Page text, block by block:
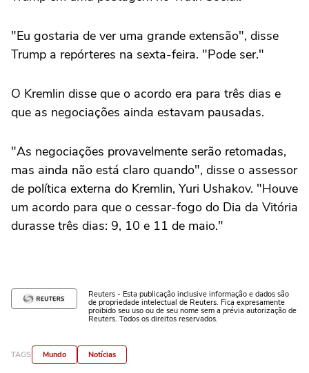
"Eu gostaria de ver uma grande extensão", disse
Trump a repórteres na sexta-feira. "Pode ser."
O Kremlin disse que o acordo era para três dias e
que as negociações ainda estavam pausadas.
"As negociações provavelmente serão retomadas,
mas ainda não está claro quando", disse o assessor
de política externa do Kremlin, Yuri Ushakov. "Houve
um acordo para que o cessar-fogo do Dia da Vitória
durasse três dias: 9, 10 e 11 de maio."
Reuters - Esta publicação inclusive informação e dados são
de propriedade intelectual de Reuters. Fica expresamente
proibido seu uso ou de seu nome sem a prévia autorização de
Reuters. Todos os direitos reservados.
TAGS Mundo Notícias